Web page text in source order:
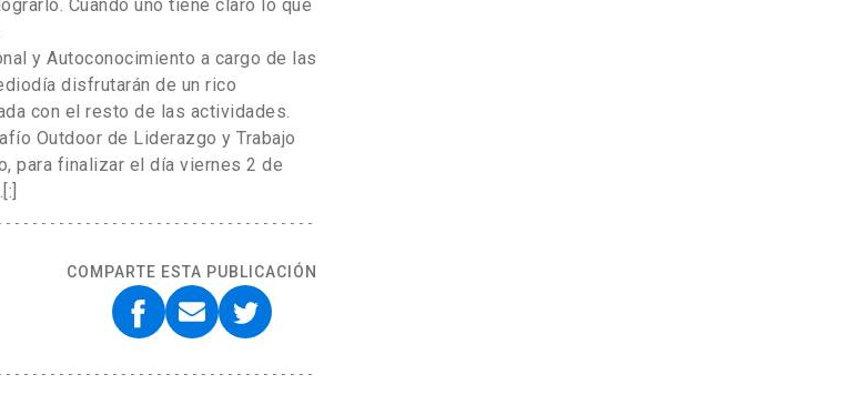
Cuando uno tiene claro lo que
y Autoconocimiento a cargo de las
disfrutarán de un rico
con el resto de las actividades.
Outdoor de Liderazgo y Trabajo
para finalizar el día viernes 2 de
COMPARTE ESTA PUBLICACIÓN